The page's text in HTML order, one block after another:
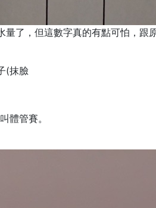
了，但這數字真的有點可怕，跟
(抹臉
體管賽。